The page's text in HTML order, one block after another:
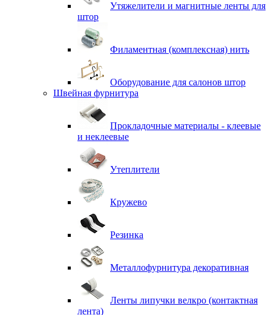
Утяжелители и магнитные ленты для
штор
Филаментная (комплексная) нить
Оборудование для салонов штор
Швейная фурнитура
Прокладочные материалы - клеевые
и неклеевые
Утеплители
Кружево
Резинка
Металлофурнитура декоративная
Ленты липучки велкро (контактная
лента)